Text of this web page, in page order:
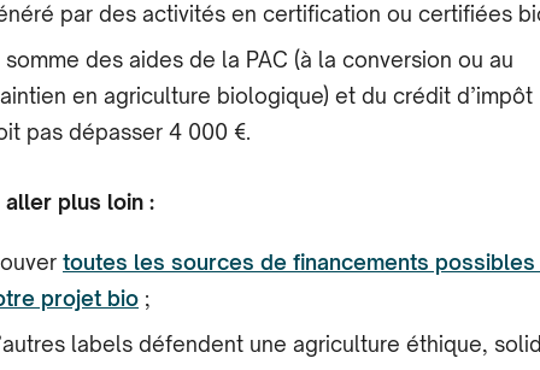
par des activités en certification ou certifiées
somme des aides de la PAC (à la conversion ou au
en agriculture biologique) et du crédit d’impôt
pas dépasser 4 000 €.
aller plus loin :
toutes les sources de financements possibles
projet bio ;
labels défendent une agriculture éthique,